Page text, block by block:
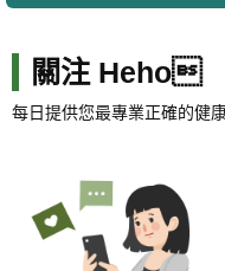
關注 Heho
每日提供您最專業正確的健